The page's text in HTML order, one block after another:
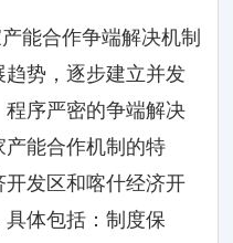
能合作争端解决机制
势，逐步建立并发
序严密的争端解决
能合作机制的特
发区和喀什经济开
体包括：制度保